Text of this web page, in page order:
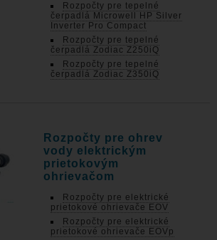
Rozpočty pre tepelné
čerpadlá Microwell HP Silver
Inverter Pro Compact
Rozpočty pre tepelné
čerpadlá Zodiac Z250iQ
Rozpočty pre tepelné
čerpadlá Zodiac Z350iQ
Rozpočty pre ohrev
vody elektrickým
prietokovým
ohrievačom
Rozpočty pre elektrické
prietokové ohrievače EOV
Rozpočty pre elektrické
prietokové ohrievače EOVp